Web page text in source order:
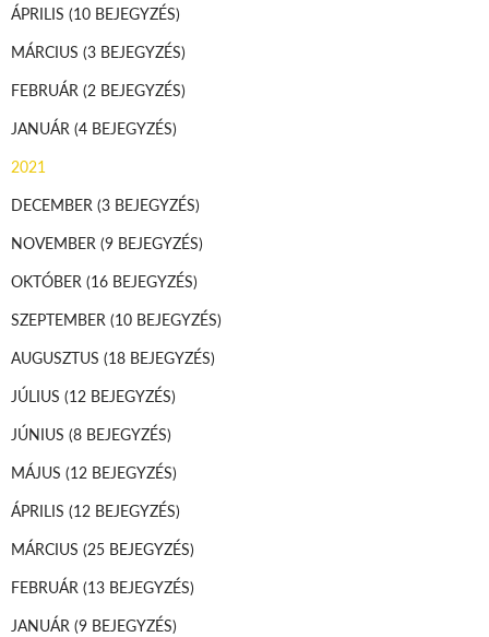
ÁPRILIS (10 BEJEGYZÉS)
MÁRCIUS (3 BEJEGYZÉS)
FEBRUÁR (2 BEJEGYZÉS)
JANUÁR (4 BEJEGYZÉS)
2021
DECEMBER (3 BEJEGYZÉS)
NOVEMBER (9 BEJEGYZÉS)
OKTÓBER (16 BEJEGYZÉS)
SZEPTEMBER (10 BEJEGYZÉS)
AUGUSZTUS (18 BEJEGYZÉS)
JÚLIUS (12 BEJEGYZÉS)
JÚNIUS (8 BEJEGYZÉS)
MÁJUS (12 BEJEGYZÉS)
ÁPRILIS (12 BEJEGYZÉS)
MÁRCIUS (25 BEJEGYZÉS)
FEBRUÁR (13 BEJEGYZÉS)
JANUÁR (9 BEJEGYZÉS)